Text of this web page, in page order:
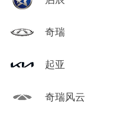
奇瑞
起亚
奇瑞风云